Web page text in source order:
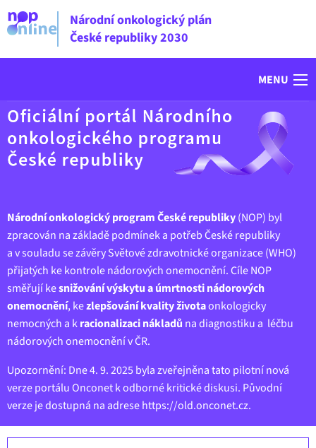
Národní onkologický plán
České republiky 2030
MENU
Národní onkologický program České republiky(NOP) byl
zpracován na základě podmínek a potřeb České republiky
a v souladu se závěry Světové zdravotnické organizace (WHO)
přijatých ke kontrole nádorových onemocnění. Cíle NOP
směřují kesnižování výskytu a úmrtnosti nádorových
onemocnění, kezlepšování kvality životaonkologicky
nemocných a kracionalizaci nákladů na diagnostiku a léčbu
nádorových onemocnění v ČR.
Upozornění: Dne 4. 9. 2025 byla zveřejněna tato pilotní nová
verze portálu Onconet k odborné kritické diskusi. Původní
verze je dostupná na adresehttps://old.onconet.cz.